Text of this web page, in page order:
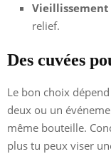
relief.
Des cuvées
Le bon choix
deux ou un
même bouteille.
plus tu peux viser